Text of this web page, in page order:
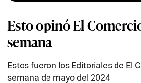
Esto opinó El
semana
Estos fueron los Editoriales de El
semana de mayo del 2024